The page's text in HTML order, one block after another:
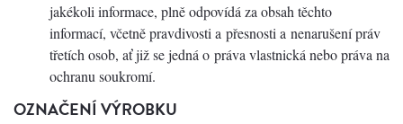
jakékoli informace, plně odpovídá za obsah těchto
informací, včetně pravdivosti a přesnosti a nenarušení práv
třetích osob, ať již se jedná o práva vlastnická nebo práva na
ochranu soukromí.
OZNAČENÍ VÝROBKU